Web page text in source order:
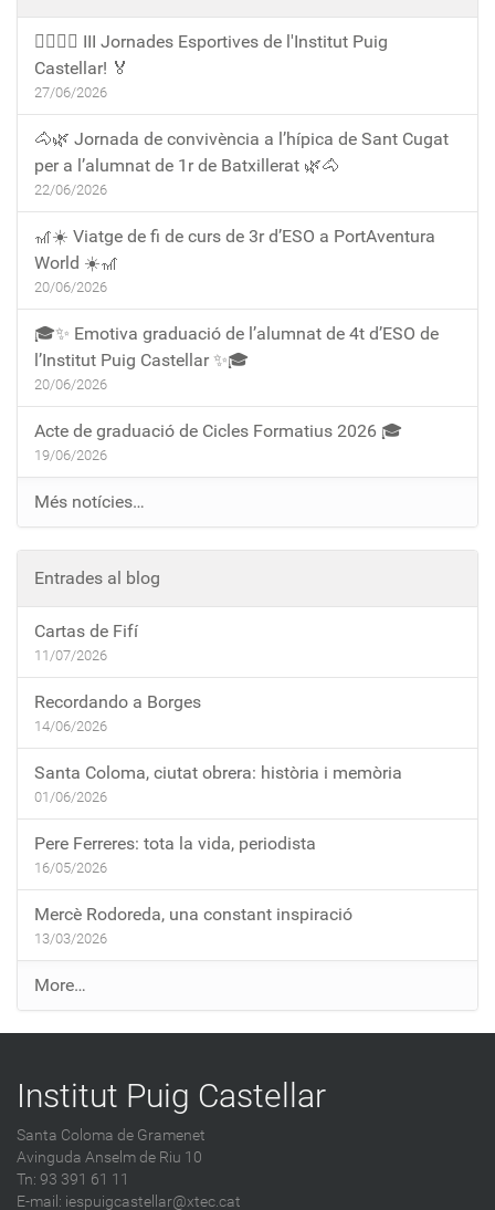
🏃‍♀️🏃‍♂️ III Jornades Esportives de l'Institut Puig
Castellar! 🏅
27/06/2026
🐴🌿 Jornada de convivència a l’hípica de Sant Cugat
per a l’alumnat de 1r de Batxillerat 🌿🐴
22/06/2026
🎢☀️ Viatge de fi de curs de 3r d’ESO a PortAventura
World ☀️🎢
20/06/2026
🎓✨ Emotiva graduació de l’alumnat de 4t d’ESO de
l’Institut Puig Castellar ✨🎓
20/06/2026
Acte de graduació de Cicles Formatius 2026 🎓
19/06/2026
Més notícies…
Entrades al blog
Cartas de Fifí
11/07/2026
Recordando a Borges
14/06/2026
Santa Coloma, ciutat obrera: història i memòria
01/06/2026
Pere Ferreres: tota la vida, periodista
16/05/2026
Mercè Rodoreda, una constant inspiració
13/03/2026
E
n
t
a
e
s
a
More…
Institut Puig Castellar
Santa Coloma de Gramenet
Avinguda Anselm de Riu 10
Tn: 93 391 61 11
E-mail: iespuigcastellar@xtec.cat